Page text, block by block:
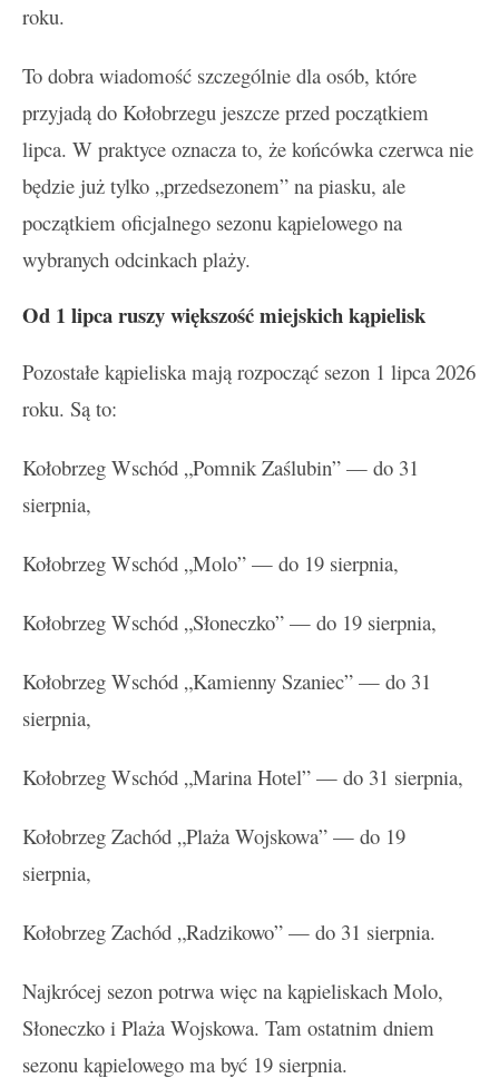
roku.
To dobra wiadomość szczególnie dla osób, które
przyjadą do Kołobrzegu jeszcze przed początkiem
lipca. W praktyce oznacza to, że końcówka czerwca nie
będzie już tylko „przedsezonem” na piasku, ale
początkiem oficjalnego sezonu kąpielowego na
wybranych odcinkach plaży.
Od 1 lipca ruszy większość miejskich kąpielisk
Pozostałe kąpieliska mają rozpocząć sezon 1 lipca 2026
roku. Są to:
Kołobrzeg Wschód „Pomnik Zaślubin” — do 31
sierpnia,
Kołobrzeg Wschód „Molo” — do 19 sierpnia,
Kołobrzeg Wschód „Słoneczko” — do 19 sierpnia,
Kołobrzeg Wschód „Kamienny Szaniec” — do 31
sierpnia,
Kołobrzeg Wschód „Marina Hotel” — do 31 sierpnia,
Kołobrzeg Zachód „Plaża Wojskowa” — do 19
sierpnia,
Kołobrzeg Zachód „Radzikowo” — do 31 sierpnia.
Najkrócej sezon potrwa więc na kąpieliskach Molo,
Słoneczko i Plaża Wojskowa. Tam ostatnim dniem
sezonu kąpielowego ma być 19 sierpnia.